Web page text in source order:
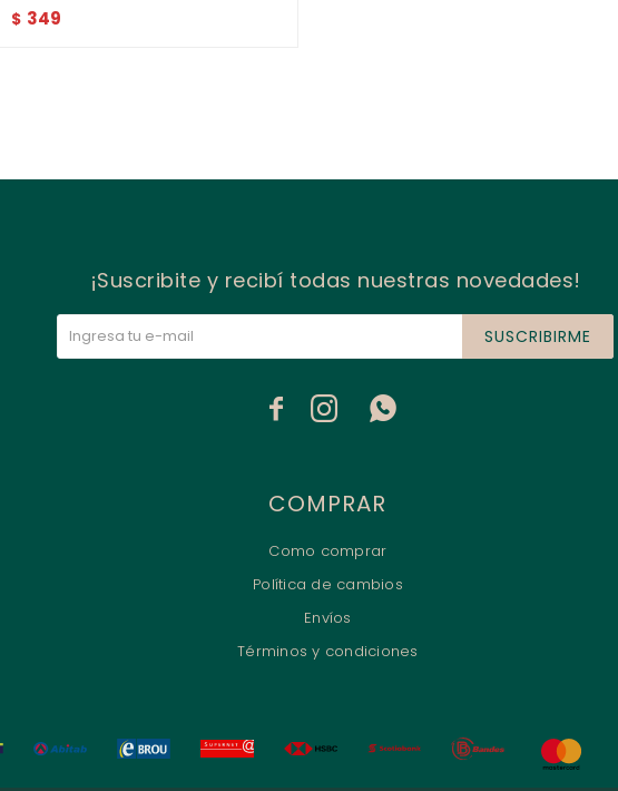
$ 349
COMPRAR
Como comprar
Política de cambios
Envíos
Términos y condiciones
¡Suscribite y recibí todas nuestras novedades!
SUSCRIBIRME
  